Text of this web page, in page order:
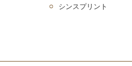
シンスプリント